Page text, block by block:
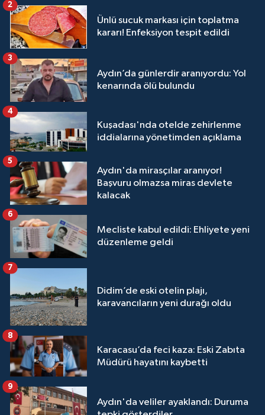
Ünlü sucuk markası için toplatma
kararı! Enfeksiyon tespit edildi
2
Aydın’da günlerdir aranıyordu: Yol
kenarında ölü bulundu
3
Kuşadası'nda otelde zehirlenme
iddialarına yönetimden açıklama
4
Aydın'da mirasçılar aranıyor!
Başvuru olmazsa miras devlete
kalacak
5
Mecliste kabul edildi: Ehliyete yeni
düzenleme geldi
6
Didim’de eski otelin plajı,
karavancıların yeni durağı oldu
7
Karacasu’da feci kaza: Eski Zabıta
Müdürü hayatını kaybetti
8
Aydın'da veliler ayaklandı: Duruma
9